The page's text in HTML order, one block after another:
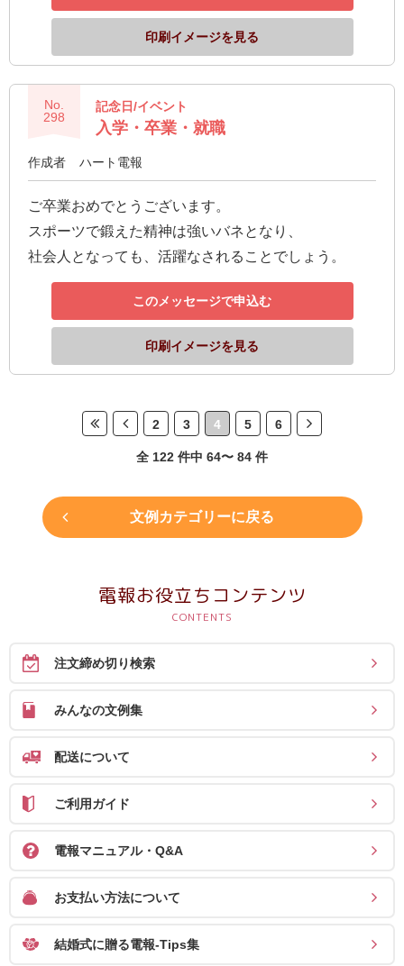
印刷イメージを見る
No.
298
記念日/イベント
入学・卒業・就職
作成者 ハート電報
ご卒業おめでとうございます。
スポーツで鍛えた精神は強いバネとなり、
社会人となっても、活躍なされることでしょう。
このメッセージで申込む
印刷イメージを見る
2 3 4 5 6
全 122 件中 64〜 84 件
文例カテゴリーに戻る
電報お役立ちコンテンツ
注文締め切り検索
みんなの文例集
配送について
ご利用ガイド
電報マニュアル・Q&A
お支払い方法について
結婚式に贈る電報-Tips集